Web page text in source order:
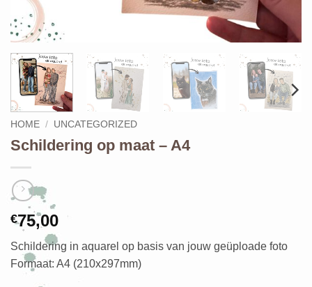
HOME / UNCATEGORIZED
Schildering op maat – A4
€75,00
Schildering in aquarel op basis van jouw geüploade foto
Formaat: A4 (210x297mm)